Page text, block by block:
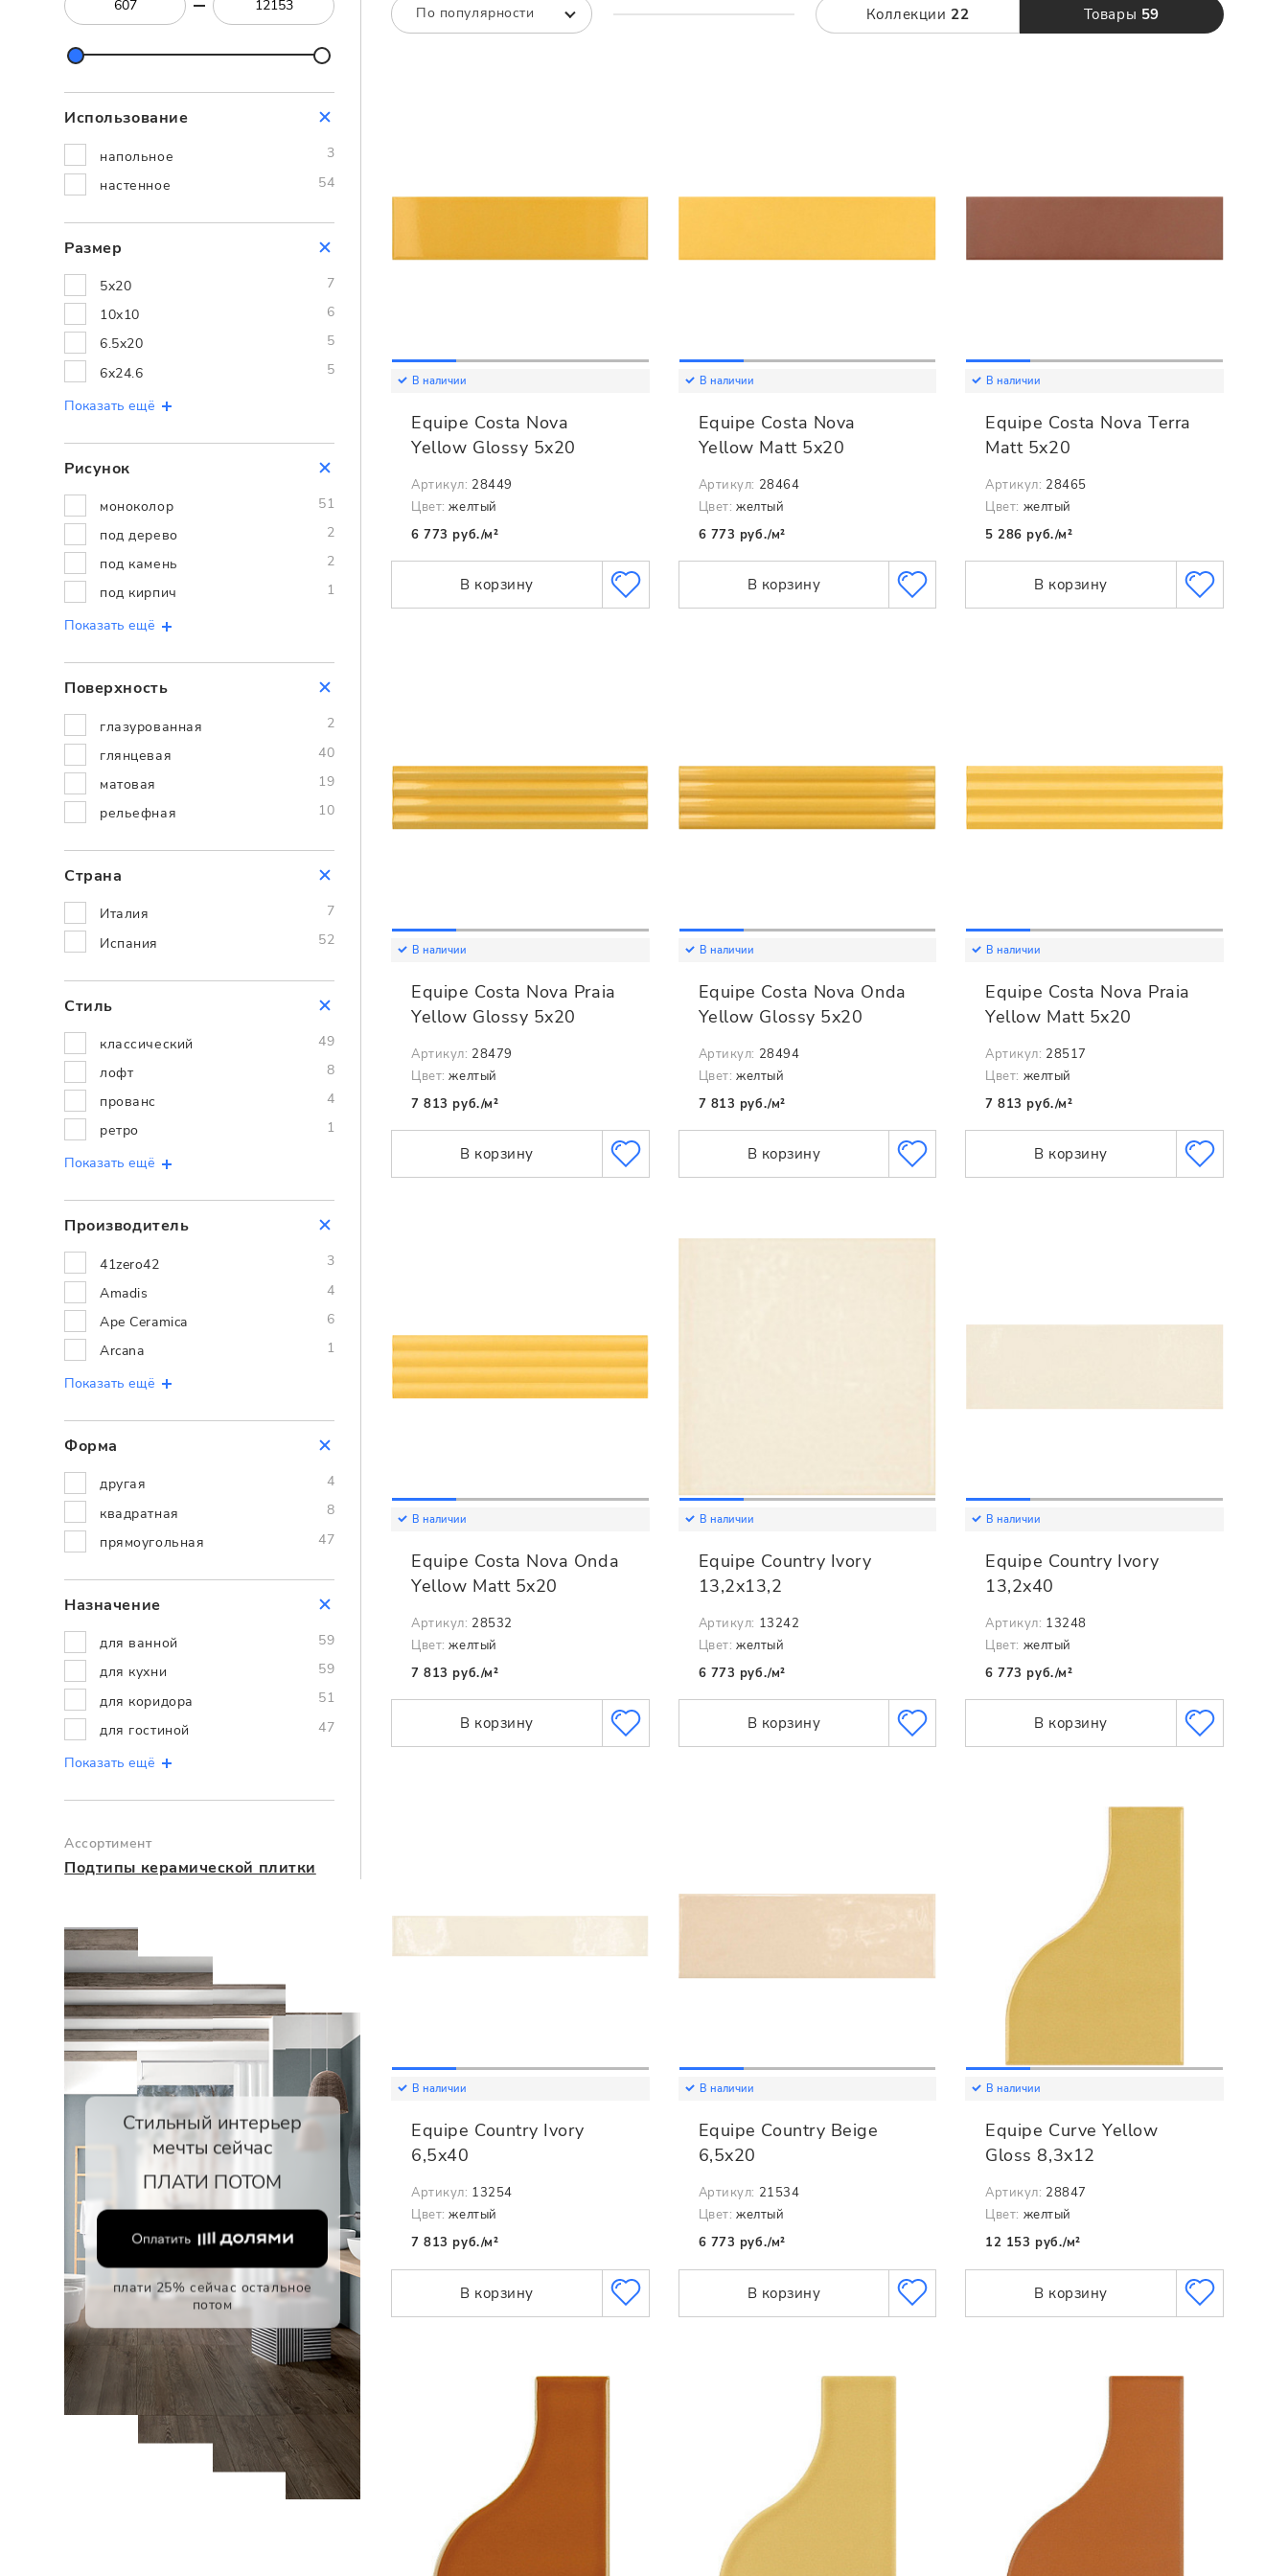
Для кухни
Все
Посмотреть всю керамическую плитку
Все
120 x 280
Посмотреть всю мозаику
Использование
напольное
3
настенное
54
Размер
5x20
7
10x10
6
6.5x20
5
6x24.6
5
Показать ещё
Рисунок
моноколор
51
под дерево
2
под камень
2
под кирпич
1
Показать ещё
Поверхность
глазурованная
2
глянцевая
40
матовая
19
рельефная
10
Страна
Италия
7
Испания
52
Стиль
классический
49
лофт
8
прованс
4
ретро
1
Показать ещё
Производитель
41zero42
3
Amadis
4
Ape Ceramica
6
Arcana
1
Показать ещё
Форма
другая
4
квадратная
8
прямоугольная
47
Назначение
для ванной
59
для кухни
59
для коридора
51
для гостиной
47
Показать ещё
Ассортимент
Подтипы керамической плитки
Стильный интерьер
мечты сейчас
ПЛАТИ ПОТОМ
плати 25% сейчас остальное
потом
По популярности Коллекции 22 Товары 59
В наличии
Equipe Costa Nova
Yellow Glossy 5x20
Артикул: 28449
Цвет: желтый
6 773 руб./м²
В корзину
В наличии
Equipe Costa Nova
Yellow Matt 5x20
Артикул: 28464
Цвет: желтый
6 773 руб./м²
В корзину
В наличии
Equipe Costa Nova Terra
Matt 5x20
Артикул: 28465
Цвет: желтый
5 286 руб./м²
В корзину
В наличии
Equipe Costa Nova Praia
Yellow Glossy 5x20
Артикул: 28479
Цвет: желтый
7 813 руб./м²
В корзину
В наличии
Equipe Costa Nova Onda
Yellow Glossy 5x20
Артикул: 28494
Цвет: желтый
7 813 руб./м²
В корзину
В наличии
Equipe Costa Nova Praia
Yellow Matt 5x20
Артикул: 28517
Цвет: желтый
7 813 руб./м²
В корзину
В наличии
Equipe Costa Nova Onda
Yellow Matt 5x20
Артикул: 28532
Цвет: желтый
7 813 руб./м²
В корзину
В наличии
Equipe Country Ivory
13,2x13,2
Артикул: 13242
Цвет: желтый
6 773 руб./м²
В корзину
В наличии
Equipe Country Ivory
13,2x40
Артикул: 13248
Цвет: желтый
6 773 руб./м²
В корзину
В наличии
Equipe Country Ivory
6,5x40
Артикул: 13254
Цвет: желтый
7 813 руб./м²
В корзину
В наличии
Equipe Country Beige
6,5x20
Артикул: 21534
Цвет: желтый
6 773 руб./м²
В корзину
В наличии
Equipe Curve Yellow
Gloss 8,3x12
Артикул: 28847
Цвет: желтый
12 153 руб./м²
В корзину